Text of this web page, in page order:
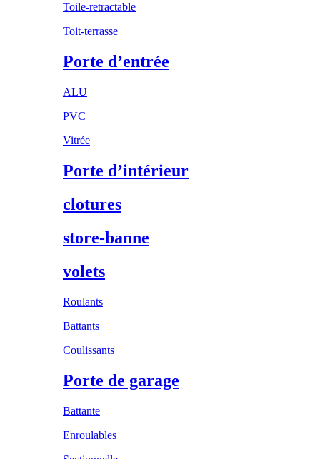
Toile-retractable
Toit-terrasse
Porte d’entrée
ALU
PVC
Vitrée
Porte d’intérieur
clotures
store-banne
volets
Roulants
Battants
Coulissants
Porte de garage
Battante
Enroulables